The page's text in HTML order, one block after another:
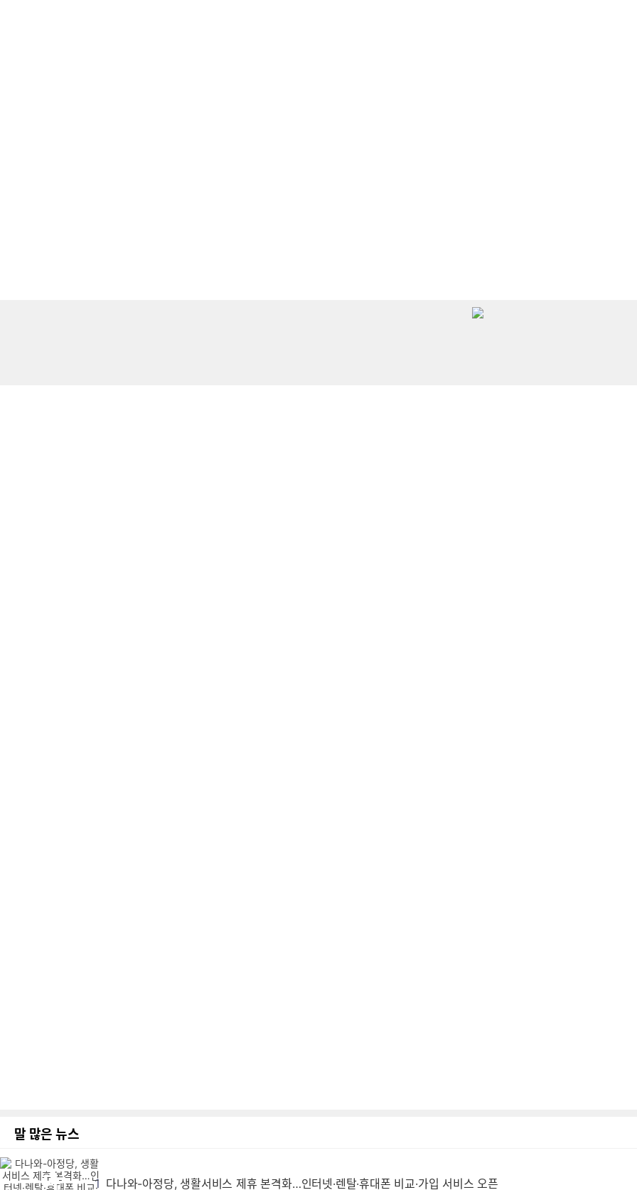
말 많은 뉴스
1 다나와-아정당, 생활서비스 제휴 본격화…인터넷·렌탈·휴대폰 비교·가입 서비스 오픈
다
다
다
다
다
다
다
다
다
다
다
다
다
다
다
다
다
다
다
다
다
다
다
다
다
다
다
다
다
다
다
다
다
다
다
다
다
다
다
다
다
다
다
다
다
다
다
다
다
다
다
다
다
다
다
다
다
다
다
다
다
다
다
다
다
다
다
다
다
다
다
다
다
다
다
다
다
다
다
다
다
다
다
다
다
다
다
다
다
다
다
다
다
다
다
다
다
다
다
다
다
다
다
다
다
다
다
다
다
다
다
다
다
다
다
다
다
다
다
다
다
다
다
다
다
다
다
다
다
다
다
다
다
다
다
다
다
다
다
다
다
다
다
다
다
다
다
다
다
다
다
다
다
다
다
다
다
다
다
다
다
다
다
다
다
다
다
다
다
다
다
다
다
다
다
다
다
다
다
다
다
다
다
다
다
다
다
다
다
다
다
다
다
다
다
다
다
다
다
다
다
다
다
다
다
다
다
다
다
다
다
다
다
다
다
다
다
다
다
다
다
다
다
다
다
다
다
다
다
다
다
다
다
다
다
다
다
다
다
다
다
다
다
다
다
다
다
다
다
다
다
다
다
다
다
다
다
다
다
다
다
다
다
다
다
다
다
다
다
다
다
다
다
다
다
다
다
다
다
다
다
다
다
다
다
다
다
다
다
다
다
다
다
다
다
다
다
다
다
다
다
다
다
다
다
다
다
다
다
다
다
다
다
다
다
다
다
다
다
다
다
다
다
다
다
다
다
다
다
다
다
다
다
다
다
다
다
다
다
다
다
다
다
다
다
다
다
다
다
다
다
다
다
다
다
다
다
다
다
다
다
다
다
다
다
다
다
다
다
다
다
다
다
다
다
다
다
다
다
다
다
다
다
다
다
다
다
다
다
다
다
다
다
다
다
다
다
다
다
다
다
다
다
다
다
다
다
다
다
다
다
다
다
다
다
다
다
다
다
다
다
다
다
다
다
다
다
다
다
다
다
다
다
다
다
다
다
다
다
다
다
다
다
다
다
다
다
다
다
다
다
다
다
다
다
다
다
다
다
다
다
다
다
다
다
다
다
다
다
다
다
다
다
다
다
다
다
다
다
다
다
다
다
다
다
다
다
다
다
다
다
다
다
다
다
다
다
다
다
다
다
다
다
다
다
다
다
다
다
다
다
다
다
다
다
다
다
다
다
다
다
다
다
다
다
다
다
다
다
다
다
다
다
다
다
다